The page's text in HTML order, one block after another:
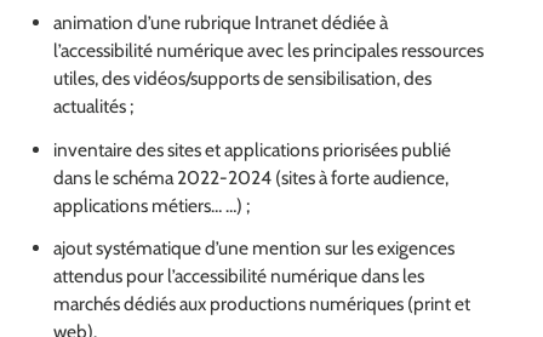
animation d’une rubrique Intranet dédiée à
l’accessibilité numérique avec les principales ressources
utiles, des vidéos/supports de sensibilisation, des
actualités ;
inventaire des sites et applications priorisées publié
dans le schéma 2022-2024 (sites à forte audience,
applications métiers… …) ;
ajout systématique d’une mention sur les exigences
attendus pour l’accessibilité numérique dans les
marchés dédiés aux productions numériques (print et
web).